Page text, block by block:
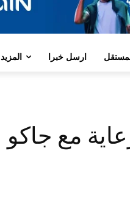
ارسل خبرا المزيد
مع جاكو